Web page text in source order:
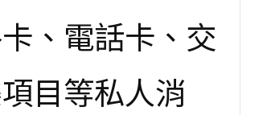
、電話卡、交
目等私人消